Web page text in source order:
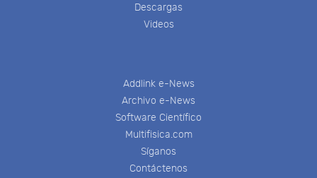
Descargas
Videos
Addlink e-News
Archivo e-News
Software Científico
Multifisica.com
Síganos
Contáctenos